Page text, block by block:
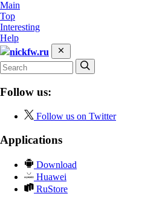
Main
Top
Interesting
Help
nickfw.ru
Follow us:
Follow us on Twitter
Applications
Download
Huawei
RuStore